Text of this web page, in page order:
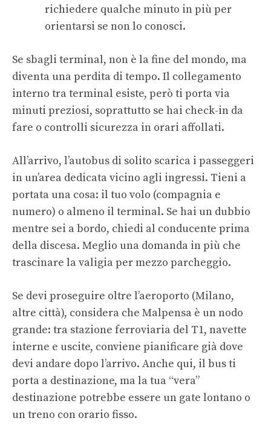
richiedere qualche minuto in più per
orientarsi se non lo conosci.
Se sbagli terminal, non è la fine del mondo, ma
diventa una perdita di tempo. Il collegamento
interno tra terminal esiste, però ti porta via
minuti preziosi, soprattutto se hai check-in da
fare o controlli sicurezza in orari affollati.
All’arrivo, l’autobus di solito scarica i passeggeri
in un’area dedicata vicino agli ingressi. Tieni a
portata una cosa: il tuo volo (compagnia e
numero) o almeno il terminal. Se hai un dubbio
mentre sei a bordo, chiedi al conducente prima
della discesa. Meglio una domanda in più che
trascinare la valigia per mezzo parcheggio.
Se devi proseguire oltre l’aeroporto (Milano,
altre città), considera che Malpensa è un nodo
grande: tra stazione ferroviaria del T1, navette
interne e uscite, conviene pianificare già dove
devi andare dopo l’arrivo. Anche qui, il bus ti
porta a destinazione, ma la tua “vera”
destinazione potrebbe essere un gate lontano o
un treno con orario fisso.